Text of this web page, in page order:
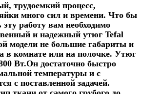
трудоемкий процесс,
много сил и времени. Что бы
эту работу вам необходимо
и надежный утюг Tefal
модели не большие габариты и
в комнате или на полочке. Утюг
Вт.Он достаточно быстро
температуры и с
с поставленной задачей.